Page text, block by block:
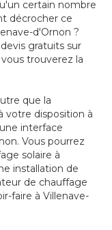
certain nombre
décrocher ce
d'Ornon ?
gratuits sur
trouverez la
que la
votre disposition à
interface
Vous pourrez
solaire à
installation de
de chauffage
faire à Villenave-